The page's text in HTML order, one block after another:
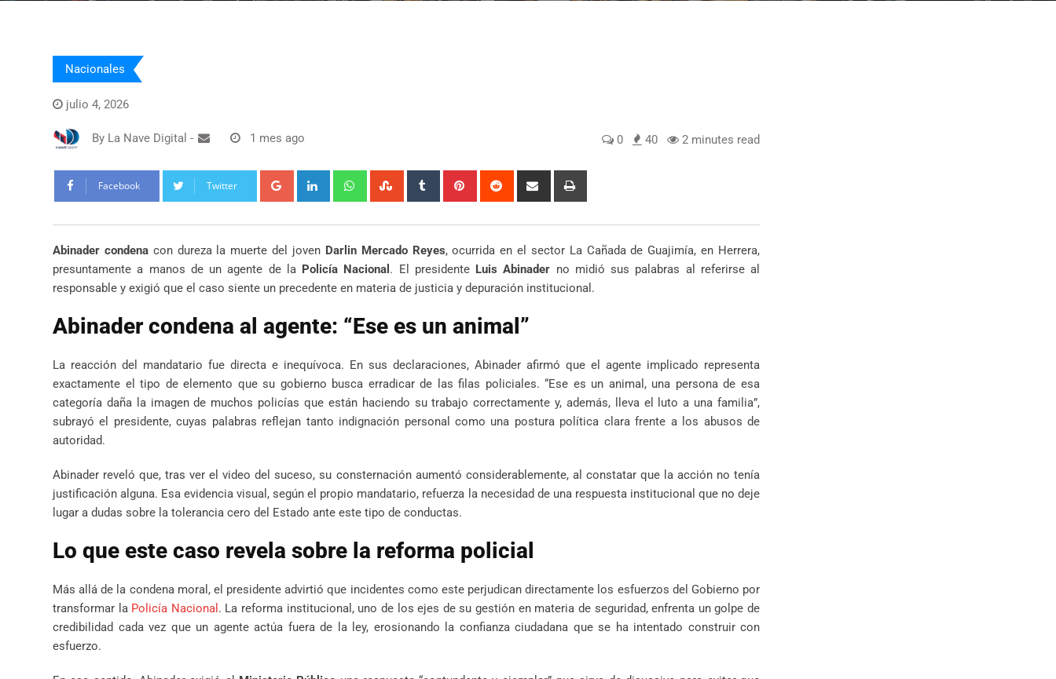
Nacionales
julio 4, 2026
By La Nave Digital - 1 mes ago 0 40 2 minutes read
Facebook Twitter Google+ LinkedIn WhatsappStumbleUpon
Tumblr Pinterest Reddit
Share
Abinader condenacon dureza la muerte del joven Darlin Mercado Reyes, ocurrida en el sector La Cañada de Guajimía, en Herrera,
presuntamente a manos de un agente de la Policía Nacional . El presidente Luis Abinader no midió sus palabras al referirse al
responsable y exigió que el caso siente un precedente en materia de justicia y depuración institucional.
Abinader condena al agente: “Ese es un animal”
La reacción del mandatario fue directa e inequívoca. En sus declaraciones, Abinader afirmó que el agente implicado representa
exactamente el tipo de elemento que su gobierno busca erradicar de las filas policiales. “Ese es un animal, una persona de esa
categoría daña la imagen de muchos policías que están haciendo su trabajo correctamente y, además, lleva el luto a una familia”,
subrayó el presidente, cuyas palabras reflejan tanto indignación personal como una postura política clara frente a los abusos de
autoridad.
Abinader reveló que, tras ver el video del suceso, su consternación aumentó considerablemente, al constatar que la acción no tenía
justificación alguna. Esa evidencia visual, según el propio mandatario, refuerza la necesidad de una respuesta institucional que no deje
lugar a dudas sobre la tolerancia cero del Estado ante este tipo de conductas.
Lo que este caso revela sobre la reforma policial
Más allá de la condena moral, el presidente advirtió que incidentes como este perjudican directamente los esfuerzos del Gobierno por
transformar la Policía Nacional . La reforma institucional, uno de los ejes de su gestión en materia de seguridad, enfrenta un golpe de
credibilidad cada vez que un agente actúa fuera de la ley, erosionando la confianza ciudadana que se ha intentado construir con
esfuerzo.